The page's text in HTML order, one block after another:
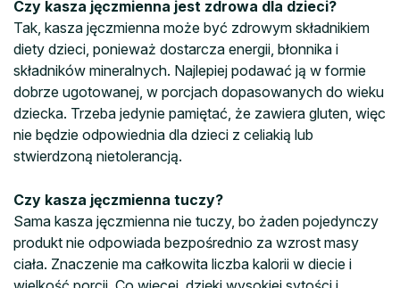
Czy kasza jęczmienna jest zdrowa dla dzieci?
Tak, kasza jęczmienna może być zdrowym składnikiem
diety dzieci, ponieważ dostarcza energii, błonnika i
składników mineralnych. Najlepiej podawać ją w formie
dobrze ugotowanej, w porcjach dopasowanych do wieku
dziecka. Trzeba jedynie pamiętać, że zawiera gluten, więc
nie będzie odpowiednia dla dzieci z celiakią lub
stwierdzoną nietolerancją.
Czy kasza jęczmienna tuczy?
Sama kasza jęczmienna nie tuczy, bo żaden pojedynczy
produkt nie odpowiada bezpośrednio za wzrost masy
ciała. Znaczenie ma całkowita liczba kalorii w diecie i